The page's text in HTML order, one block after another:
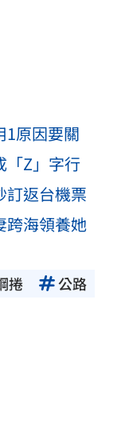
1原因要關
Z」字行
返台機票
跨海領養她
捲
公路